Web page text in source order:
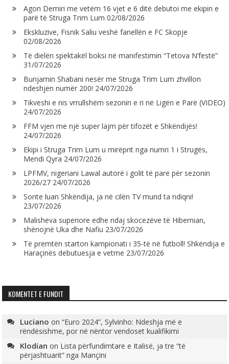
Agon Demiri me vetëm 16 vjet e 6 ditë debutoi me ekipin e
parë të Struga Trim Lum 02/08/2026
Ekskluzive, Fisnik Saliu veshë fanellën e FC Skopje
02/08/2026
Të dielën spektakël boksi në manifestimin “Tetova N’festë”
31/07/2026
Bunjamin Shabani nesër me Struga Trim Lum zhvillon
ndeshjen numër 200! 24/07/2026
Tikveshi e nis vrrullshëm sezonin e ri në Ligën e Parë (VIDEO)
24/07/2026
FFM vjen me një super lajm për tifozët e Shkëndijës!
24/07/2026
Ekipi i Struga Trim Lum u mirëprit nga numri 1 i Strugës,
Mendi Qyra 24/07/2026
LPFMV, nigeriani Lawal autorë i golit të parë për sezonin
2026/27 24/07/2026
Sonte luan Shkëndija, ja në cilën TV mund ta ndiqni!
23/07/2026
Malisheva superiore edhe ndaj skocezëve të Hibernian,
shënojnë Uka dhe Nafiu 23/07/2026
Të premtën starton kampionati i 35-të në futboll! Shkëndija e
Haraçinës debutuesja e vetme 23/07/2026
KOMENTET E FUNDIT
Luciano on“Euro 2024”, Sylvinho: Ndeshja më e
rëndësishme, por në nëntor vendoset kualifikimi
Klodian on Lista përfundimtare e Italisë, ja tre “të
përjashtuarit” nga Mançini